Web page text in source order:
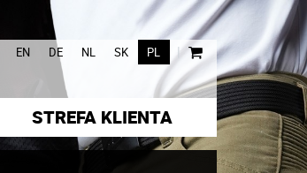
EN DE NL SK PL |
STREFA KLIENTA